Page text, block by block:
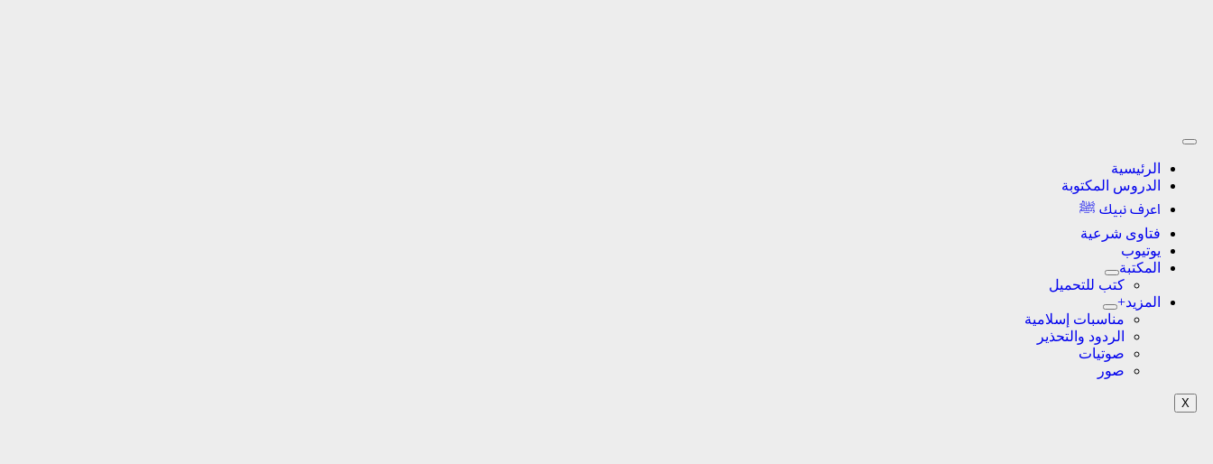
الرئيسية
الدروس المكتوبة
اعرف نبيك ﷺ
فتاوى شرعية
يوتيوب
المكتبة
كتب للتحميل
المزيد+
مناسبات إسلامية
الردود والتحذير
صوتيات
صور
X